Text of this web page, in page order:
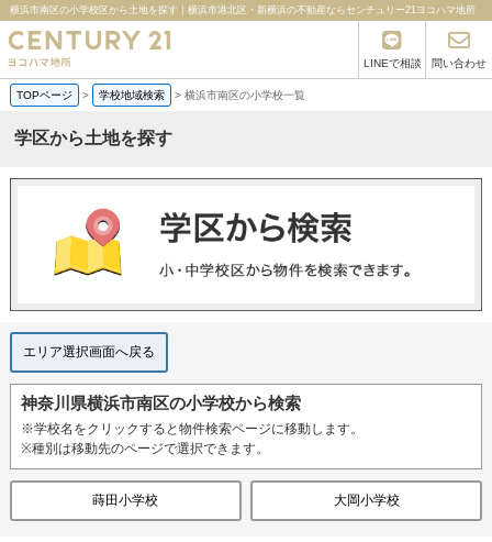
横浜市南区の小学校区から土地を探す｜横浜市港北区・新横浜の不動産ならセンチュリー21ヨコハマ地所
LINEで相談 問い合わせ
TOPページ > 学校地域検索 > 横浜市南区の小学校一覧
学区から土地を探す
エリア選択画面へ戻る
神奈川県横浜市南区の小学校から検索
※学校名をクリックすると物件検索ページに移動します。
※種別は移動先のページで選択できます。
蒔田小学校 大岡小学校